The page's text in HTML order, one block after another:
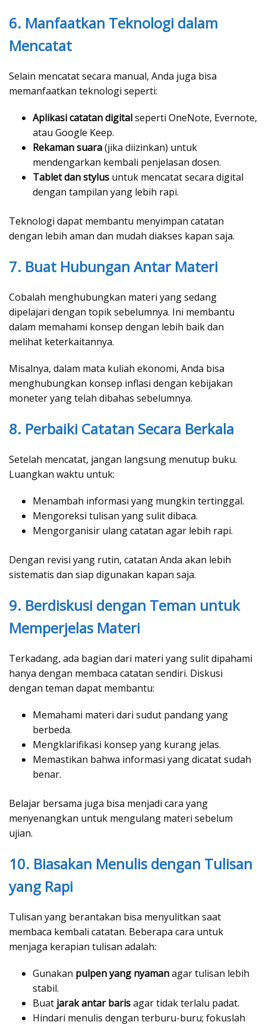
6. Manfaatkan Teknologi dalam
Mencatat
Selain mencatat secara manual, Anda juga bisa
memanfaatkan teknologi seperti:
Aplikasi catatan digitalseperti OneNote, Evernote,
atau Google Keep.
Rekaman suara(jika diizinkan) untuk
mendengarkan kembali penjelasan dosen.
Tablet dan stylus untuk mencatat secara digital
dengan tampilan yang lebih rapi.
Teknologi dapat membantu menyimpan catatan
dengan lebih aman dan mudah diakses kapan saja.
7. Buat Hubungan Antar Materi
Cobalah menghubungkan materi yang sedang
dipelajari dengan topik sebelumnya. Ini membantu
dalam memahami konsep dengan lebih baik dan
melihat keterkaitannya.
Misalnya, dalam mata kuliah ekonomi, Anda bisa
menghubungkan konsep inflasi dengan kebijakan
moneter yang telah dibahas sebelumnya.
8. Perbaiki Catatan Secara Berkala
Setelah mencatat, jangan langsung menutup buku.
Luangkan waktu untuk:
Menambah informasi yang mungkin tertinggal.
Mengoreksi tulisan yang sulit dibaca.
Mengorganisir ulang catatan agar lebih rapi.
Dengan revisi yang rutin, catatan Anda akan lebih
sistematis dan siap digunakan kapan saja.
9. Berdiskusi dengan Teman untuk
Memperjelas Materi
Terkadang, ada bagian dari materi yang sulit dipahami
hanya dengan membaca catatan sendiri. Diskusi
dengan teman dapat membantu:
Memahami materi dari sudut pandang yang
berbeda.
Mengklarifikasi konsep yang kurang jelas.
Memastikan bahwa informasi yang dicatat sudah
benar.
Belajar bersama juga bisa menjadi cara yang
menyenangkan untuk mengulang materi sebelum
ujian.
10. Biasakan Menulis dengan Tulisan
yang Rapi
Tulisan yang berantakan bisa menyulitkan saat
membaca kembali catatan. Beberapa cara untuk
menjaga kerapian tulisan adalah:
Gunakan pulpen yang nyamanagar tulisan lebih
stabil.
Buat jarak antar barisagar tidak terlalu padat.
Hindari menulis dengan terburu-buru; fokuslah